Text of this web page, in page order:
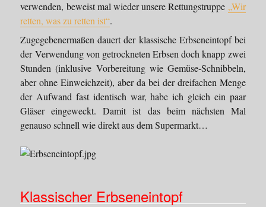
verwenden, beweist mal wieder unsere Rettungstruppe „Wir
retten, was zu retten ist“.
Zugegebenermaßen dauert der klassische Erbseneintopf bei
der Verwendung von getrockneten Erbsen doch knapp zwei
Stunden (inklusive Vorbereitung wie Gemüse-Schnibbeln,
aber ohne Einweichzeit), aber da bei der dreifachen Menge
der Aufwand fast identisch war, habe ich gleich ein paar
Gläser eingeweckt. Damit ist das beim nächsten Mal
genauso schnell wie direkt aus dem Supermarkt…
Klassischer Erbseneintopf